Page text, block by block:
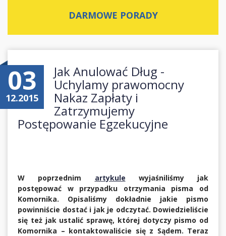
DARMOWE PORADY
03
12.2015
Jak Anulować Dług -
Uchylamy prawomocny
Nakaz Zapłaty i
Zatrzymujemy
Postępowanie Egzekucyjne
W poprzednim artykule wyjaśniliśmy jak
postępować w przypadku otrzymania pisma od
Komornika. Opisaliśmy dokładnie jakie pismo
powinniście dostać i jak je odczytać. Dowiedzieliście
się też jak ustalić sprawę, której dotyczy pismo od
Komornika – kontaktowaliście się z Sądem. Teraz